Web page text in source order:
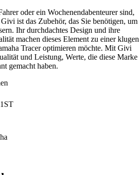
oder ein Wochenendabenteurer sind,
ist das Zubehör, das Sie benötigen, um
Ihr durchdachtes Design und ihre
machen dieses Element zu einer klugen
Tracer optimieren möchte. Mit Givi
und Leistung, Werte, die diese Marke
gemacht haben.